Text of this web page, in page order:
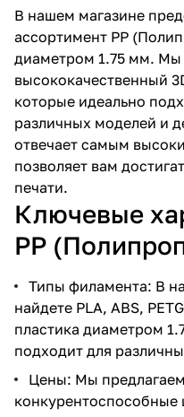
В нашем магазине
ассортимент PP
диаметром 1.75 мм. Мы
высококачественный
которые идеально
различных моделей и
отвечает самым
позволяет вам
печати.
Ключевые
PP
Типы филамента: В
найдете PLA, ABS,
пластика диаметром
подходит для
Цены: Мы предлагаем
конкурентоспособные